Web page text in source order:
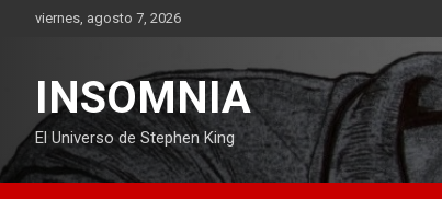
viernes, agosto 7, 2026
INSOMNIA
El Universo de Stephen King